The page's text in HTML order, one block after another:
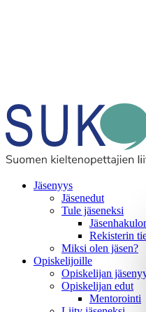
Jäsenyys
Jäsenedut
Tule jäseneksi
Rekisterin
Miksi olen jäsen?
Opiskelijoille
Opiskelijan
Opiskelijan edut
Mentorointi